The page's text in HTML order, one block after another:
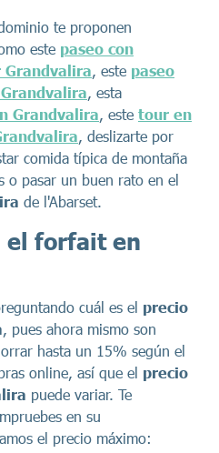
te proponen
este paseo con
Grandvalira, este paseo
, esta
Grandvalira, este tour en
, deslizarte por
comida típica de montaña
o pasar un buen rato en el
de l'Abarset.
el forfait en
cuál es el precio
, pues ahora mismo son
hasta un 15% según el
online, así que el precio
puede variar. Te
en su
el precio máximo: